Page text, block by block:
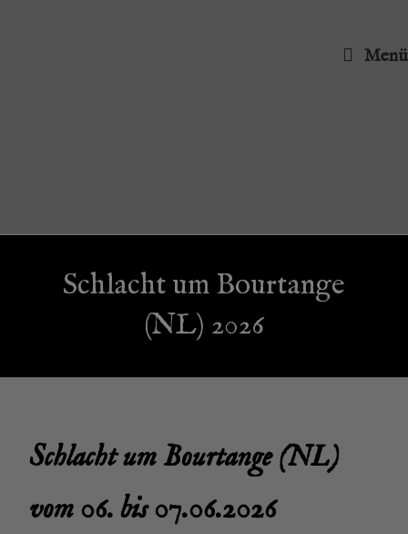
Menü
Schlacht um Bour­tan­ge
(NL) 2026
Schlacht um Bour­tan­ge (NL)
vom 06. bis 07.06.2026